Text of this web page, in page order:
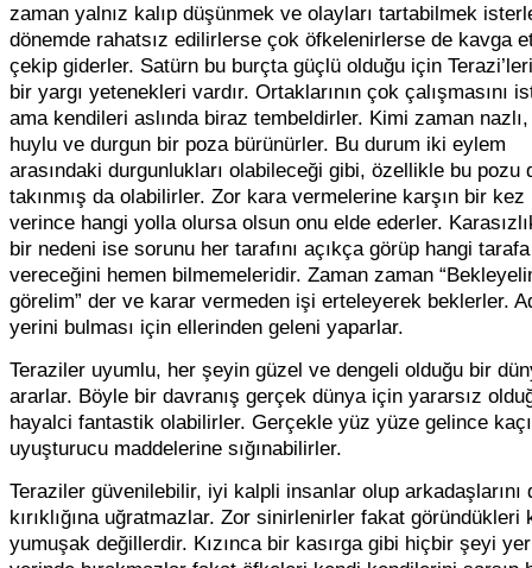
zaman yalnız kalıp düşünmek ve olayları tartabilmek
dönemde rahatsız edilirlerse çok öfkelenirlerse de kavga
çekip giderler. Satürn bu burçta güçlü olduğu için
bir yargı yetenekleri vardır. Ortaklarının çok çalışmasını
ama kendileri aslında biraz tembeldirler. Kimi zaman
huylu ve durgun bir poza bürünürler. Bu durum iki eylem
arasındaki durgunlukları olabileceği gibi, özellikle bu pozu
takınmış da olabilirler. Zor kara vermelerine karşın bir kez
verince hangi yolla olursa olsun onu elde ederler.
bir nedeni ise sorunu her tarafını açıkça görüp hangi
vereceğini hemen bilmemeleridir. Zaman zaman
görelim” der ve karar vermeden işi erteleyerek beklerler.
yerini bulması için ellerinden geleni yaparlar.
Teraziler uyumlu, her şeyin güzel ve dengeli olduğu bir
ararlar. Böyle bir davranış gerçek dünya için yararsız
hayalci fantastik olabilirler. Gerçekle yüz yüze gelince
uyuşturucu maddelerine sığınabilirler.
Teraziler güvenilebilir, iyi kalpli insanlar olup arkadaşlarını
kırıklığına uğratmazlar. Zor sinirlenirler fakat göründükleri
yumuşak değillerdir. Kızınca bir kasırga gibi hiçbir şeyi